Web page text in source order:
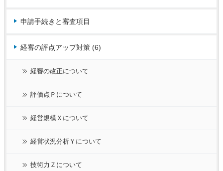
申請手続きと審査項目
経審の評点アップ対策 (6)
経審の改正について
評価点Ｐについて
経営規模Ｘについて
経営状況分析Ｙについて
技術力Ｚについて